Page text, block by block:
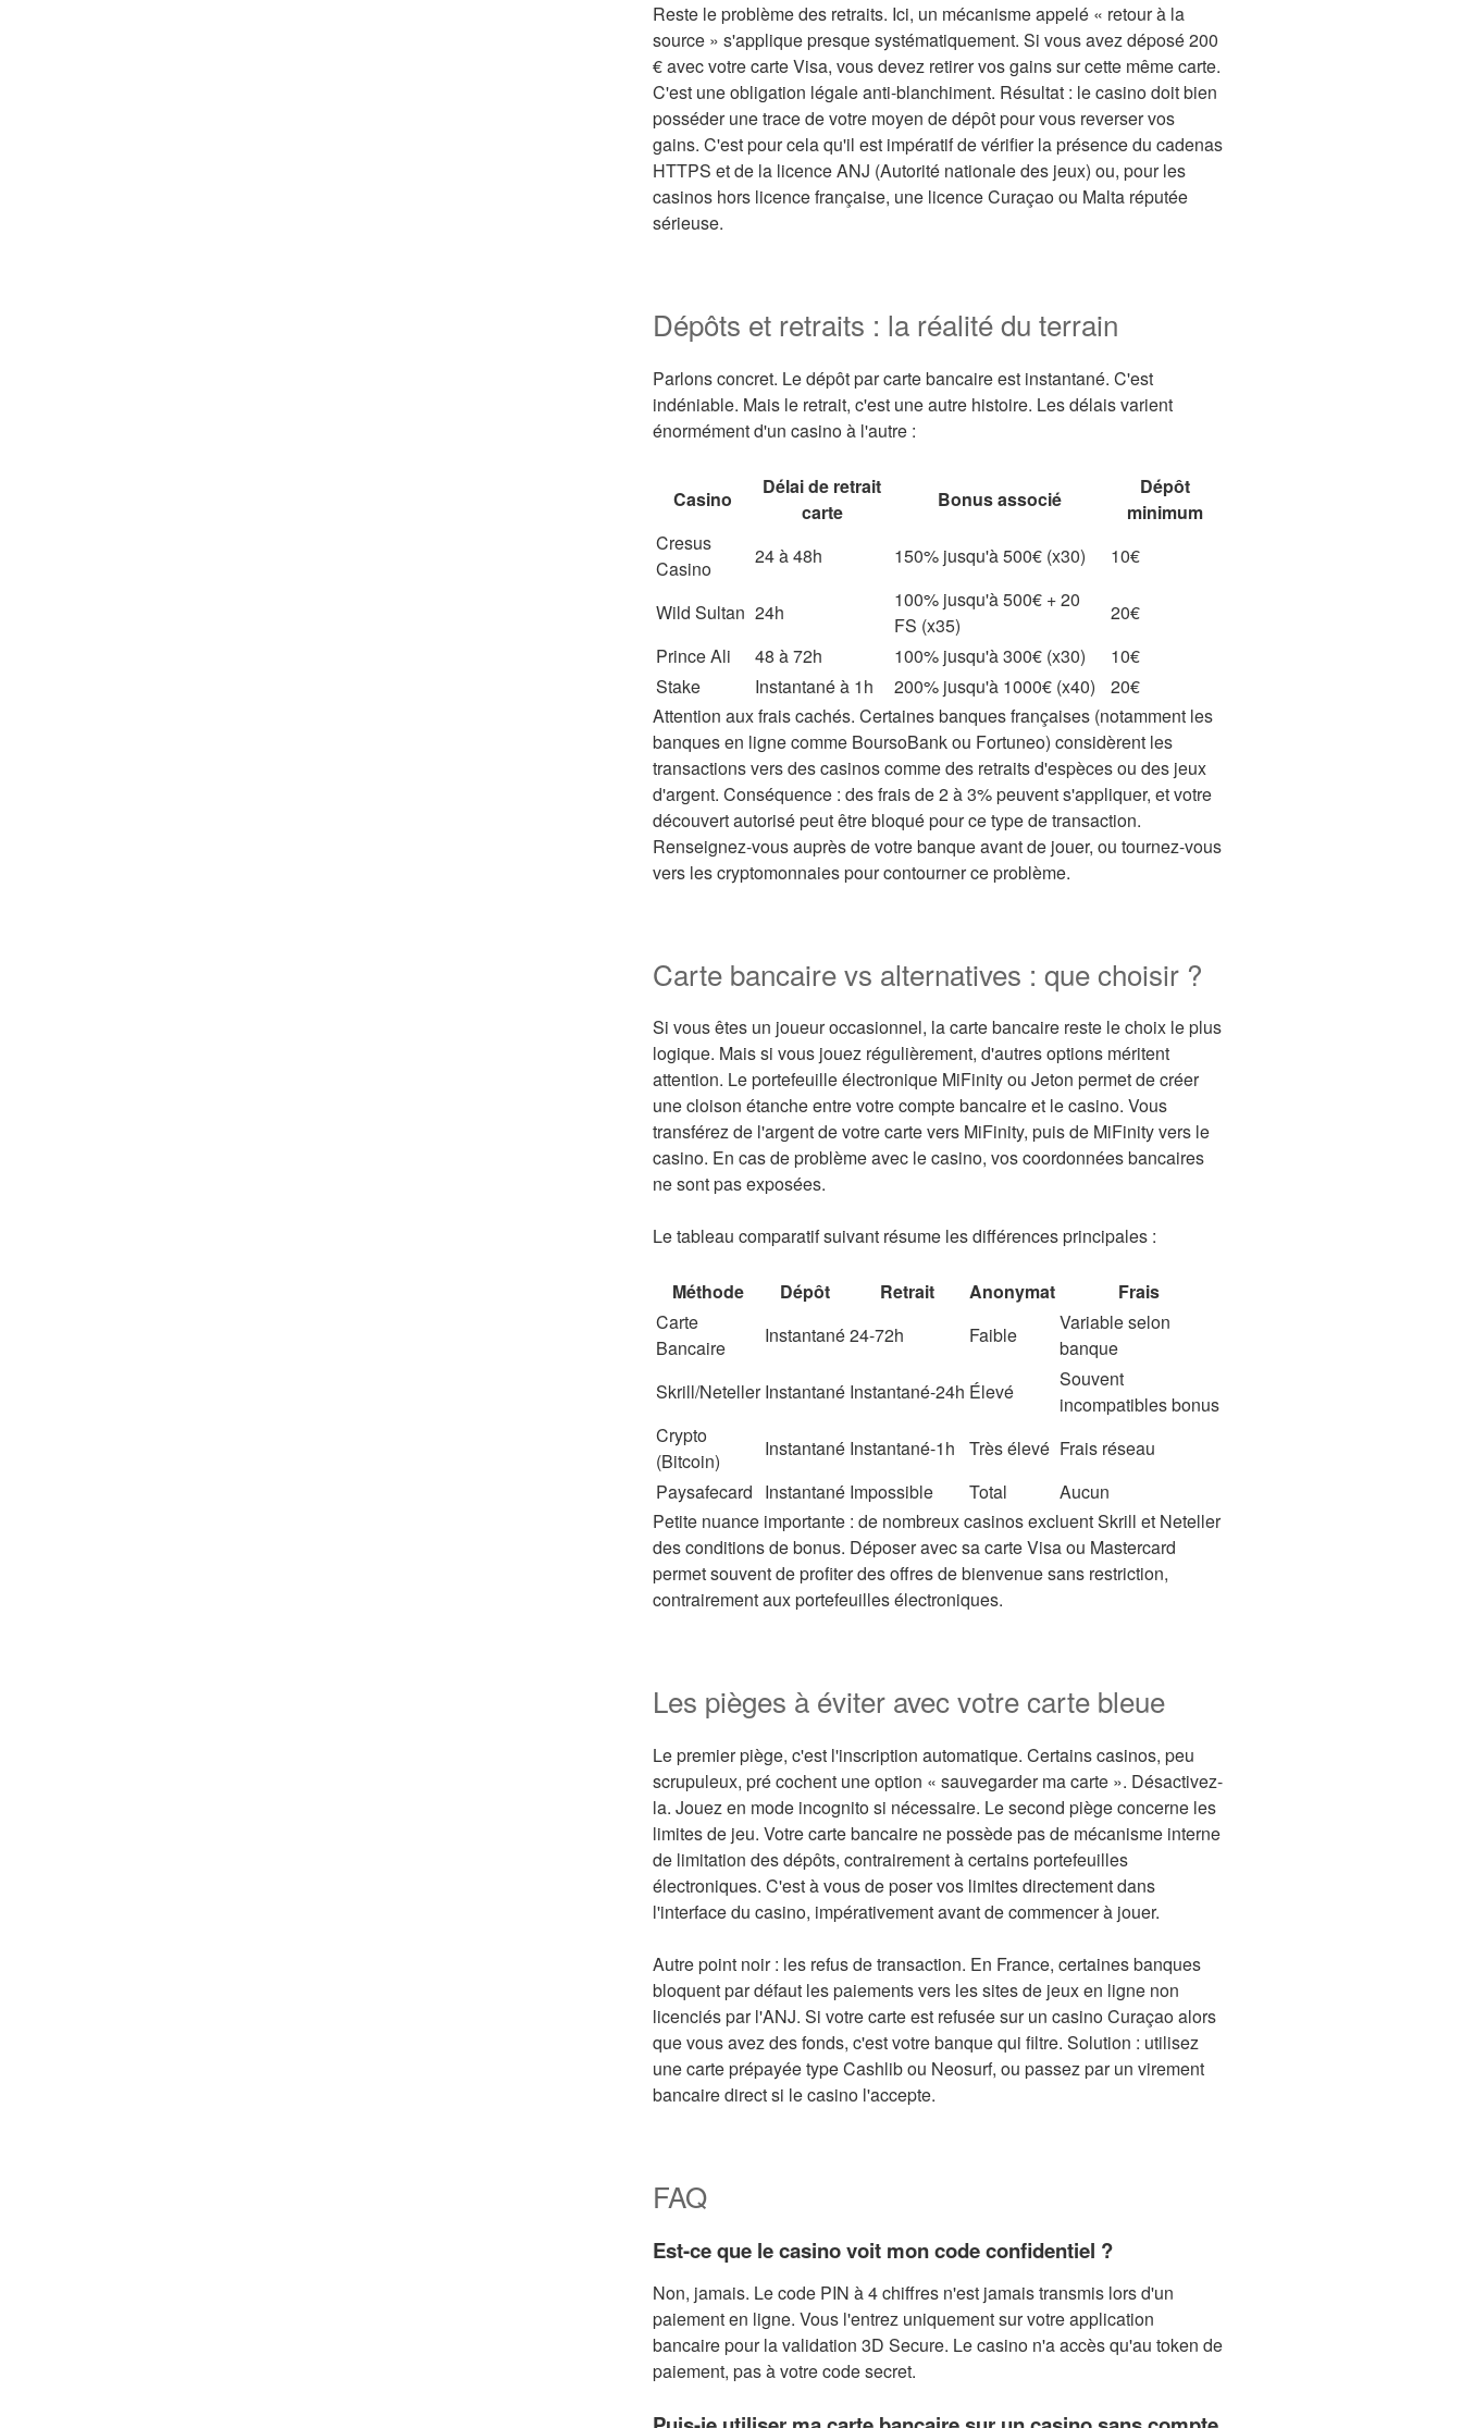
Reste le problème des retraits. Ici, un mécanisme appelé « retour à la
source » s'applique presque systématiquement. Si vous avez déposé 200
€ avec votre carte Visa, vous devez retirer vos gains sur cette même carte.
C'est une obligation légale anti-blanchiment. Résultat : le casino doit bien
posséder une trace de votre moyen de dépôt pour vous reverser vos
gains. C'est pour cela qu'il est impératif de vérifier la présence du cadenas
HTTPS et de la licence ANJ (Autorité nationale des jeux) ou, pour les
casinos hors licence française, une licence Curaçao ou Malta réputée
sérieuse.
Dépôts et retraits : la réalité du terrain
Parlons concret. Le dépôt par carte bancaire est instantané. C'est
indéniable. Mais le retrait, c'est une autre histoire. Les délais varient
énormément d'un casino à l'autre :
Casino
Délai de retrait
carte
Bonus associé
Dépôt
minimum
Cresus
Casino
24 à 48h 150% jusqu'à 500€ (x30) 10€
Wild Sultan 24h
100% jusqu'à 500€ + 20
FS (x35)
20€
Prince Ali
48 à 72h 100% jusqu'à 300€ (x30)
10€
Stake
Instantané à 1h 200% jusqu'à 1000€ (x40)
20€
Attention aux frais cachés. Certaines banques françaises (notamment les
banques en ligne comme BoursoBank ou Fortuneo) considèrent les
transactions vers des casinos comme des retraits d'espèces ou des jeux
d'argent. Conséquence : des frais de 2 à 3% peuvent s'appliquer, et votre
découvert autorisé peut être bloqué pour ce type de transaction.
Renseignez-vous auprès de votre banque avant de jouer, ou tournez-vous
vers les cryptomonnaies pour contourner ce problème.
Carte bancaire vs alternatives : que choisir ?
Si vous êtes un joueur occasionnel, la carte bancaire reste le choix le plus
logique. Mais si vous jouez régulièrement, d'autres options méritent
attention. Le portefeuille électronique MiFinity ou Jeton permet de créer
une cloison étanche entre votre compte bancaire et le casino. Vous
transférez de l'argent de votre carte vers MiFinity, puis de MiFinity vers le
casino. En cas de problème avec le casino, vos coordonnées bancaires
ne sont pas exposées.
Le tableau comparatif suivant résume les différences principales :
Méthode Dépôt Retrait Anonymat
Frais
Carte
Bancaire
Instantané24-72h Faible
Variable selon
banque
Skrill/Neteller Instantané Instantané-24h Élevé
Souvent
incompatibles bonus
Crypto
(Bitcoin)
Instantané Instantané-1h Très élevé Frais réseau
Paysafecard Instantané Impossible Total
Aucun
Petite nuance importante : de nombreux casinos excluent Skrill et Neteller
des conditions de bonus. Déposer avec sa carte Visa ou Mastercard
permet souvent de profiter des offres de bienvenue sans restriction,
contrairement aux portefeuilles électroniques.
Les pièges à éviter avec votre carte bleue
Le premier piège, c'est l'inscription automatique. Certains casinos, peu
scrupuleux, pré cochent une option « sauvegarder ma carte ». Désactivez-
la. Jouez en mode incognito si nécessaire. Le second piège concerne les
limites de jeu. Votre carte bancaire ne possède pas de mécanisme interne
de limitation des dépôts, contrairement à certains portefeuilles
électroniques. C'est à vous de poser vos limites directement dans
l'interface du casino, impérativement avant de commencer à jouer.
Autre point noir : les refus de transaction. En France, certaines banques
bloquent par défaut les paiements vers les sites de jeux en ligne non
licenciés par l'ANJ. Si votre carte est refusée sur un casino Curaçao alors
que vous avez des fonds, c'est votre banque qui filtre. Solution : utilisez
une carte prépayée type Cashlib ou Neosurf, ou passez par un virement
bancaire direct si le casino l'accepte.
FAQ
Est-ce que le casino voit mon code confidentiel ?
Non, jamais. Le code PIN à 4 chiffres n'est jamais transmis lors d'un
paiement en ligne. Vous l'entrez uniquement sur votre application
bancaire pour la validation 3D Secure. Le casino n'a accès qu'au token de
paiement, pas à votre code secret.